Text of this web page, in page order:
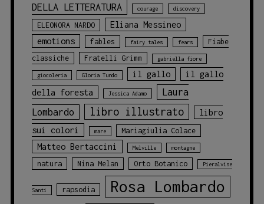
DELLA LETTERATURA
courage discovery
ELEONORA NARDO
Eliana Messineo
emotions
fables fairy tales fears
Fiabe
classiche
Fratelli Grimm gabriella fiore
giocoleria Gloria Tundo il gallo
il gallo
della foresta
Jessica Adamo
Laura
Lombardo
libro illustrato
libro
sui colori
mare Mariagiulia Colace
Matteo Bertaccini Melville montagne
natura Nina Melan Orto Botanico Pieralvise
Santi rapsodia Rosa Lombardo